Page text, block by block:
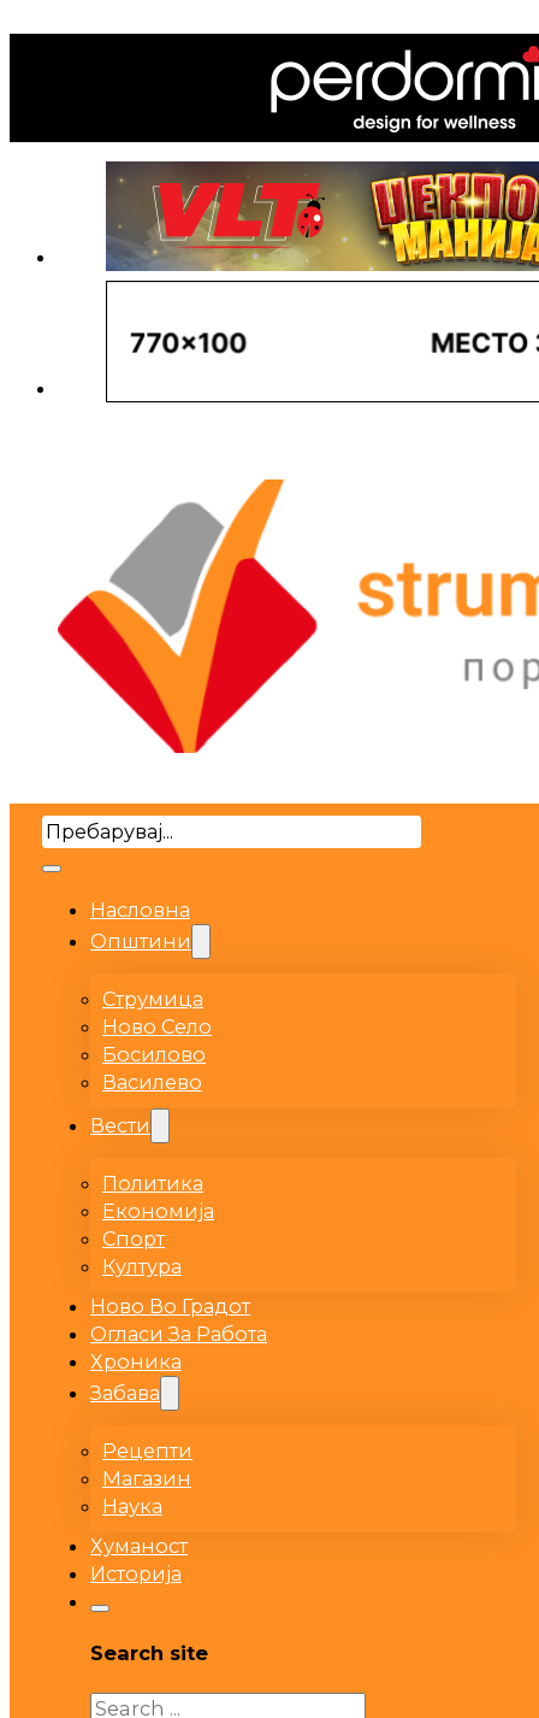
Search
Насловна
Општини
Струмица
Ново Село
Босилово
Василево
Вести
Политика
Економија
Спорт
Култура
Ново Во Градот
Огласи За Работа
Хроника
Забава
Рецепти
Магазин
Наука
Хуманост
Историја
Search site
Search